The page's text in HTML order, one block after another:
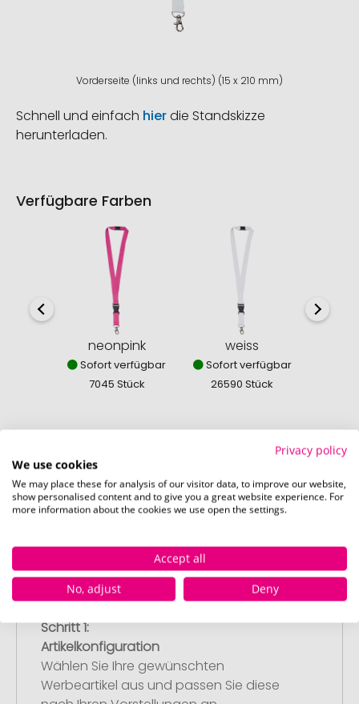
Vorderseite (links und rechts) (15 x 210 mm)
Schnell und einfach hierdie Standskizze
herunterladen.
Verfügbare Farben
neonpink
Sofort verfügbar
7045 Stück
weiss
Sofort verfügbar
26590 Stück
So einfach bestellen Sie Ihre Werbeartikel bei
Pinkcube
Schritt 1:
Artikelkonfiguration
Wählen Sie Ihre gewünschten
Werbeartikel aus und passen Sie diese
Privacy policy
We use cookies
We may place these for analysis of our visitor data, to improve our website,
show personalised content and to give you a great website experience. For
more information about the cookies we use open the settings.
Accept all
No, adjust
Deny